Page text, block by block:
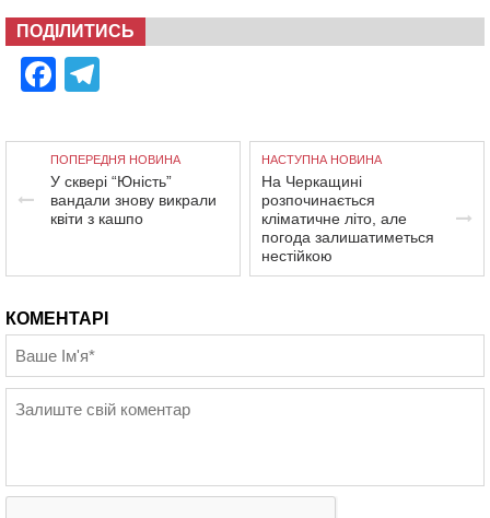
ПОДІЛИТИСЬ
Facebook
ПОПЕРЕДНЯ НОВИНА
У сквері “Юність”
вандали знову викрали
квіти з кашпо
НАСТУПНА НОВИНА
На Черкащині
розпочинається
кліматичне літо, але
погода залишатиметься
нестійкою
КОМЕНТАРІ